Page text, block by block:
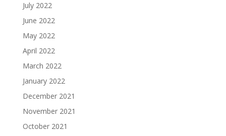
July 2022
June 2022
May 2022
April 2022
March 2022
January 2022
December 2021
November 2021
October 2021